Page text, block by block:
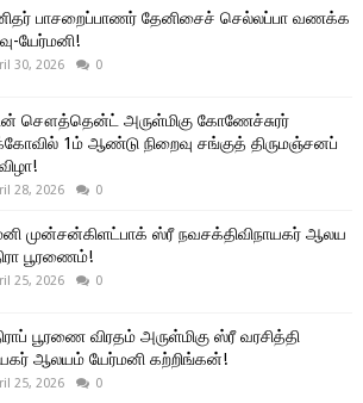
பாசறைப்பாணர் தேனிசைச் செல்லப்பா வணக்க
யேர்மனி!
30, 2026 0
சௌத்தென்ட் அருள்மிகு கோணேச்சுரர்
1ம் ஆண்டு நிறைவு சங்குத் திருமஞ்சனப்
28, 2026 0
முன்சன்கிளட்பாக் ஸ்ரீ நவசக்திவிநாயகர் ஆலய
பூரணைம்!
25, 2026 0
பூரணை விரதம் அருள்மிகு ஸ்ரீ வரசித்தி
ஆலயம் யேர்மனி கற்றிங்கன்!
25, 2026 0